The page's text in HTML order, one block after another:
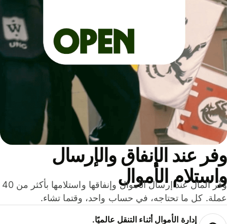
عند الإنفاق والإرسال
الأموال
وفّر المال عند إرسال الأموال وإنفاقها واستلامها بأكثر من 40
كل ما تحتاجه، في حساب واحد، وقتما تشاء.
إدارة الأموال أثناء التنقل عالميًا.